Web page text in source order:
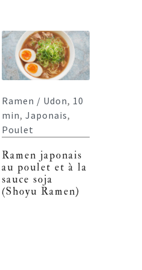
Ramen / Udon, 10
min, Japonais,
Poulet
Ramen japonais
au poulet et à la
sauce soja
(Shoyu Ramen)